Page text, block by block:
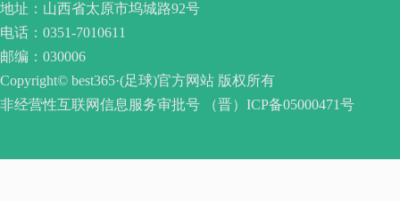
地址：山西省太原市坞城路92号
电话：0351-7010611
邮编：030006
Copyright© best365·(足球)官方网站 版权所有
非经营性互联网信息服务审批号 （晋）ICP备05000471号